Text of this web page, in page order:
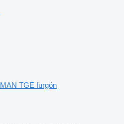
MAN TGE furgón